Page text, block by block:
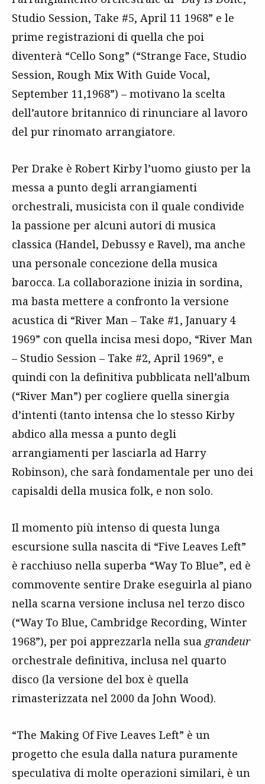
Studio Session, Take #5, April 11 1968” e le
prime registrazioni di quella che poi
diventerà “Cello Song” (“Strange Face, Studio
Session, Rough Mix With Guide Vocal,
September 11,1968”) – motivano la scelta
dell’autore britannico di rinunciare al lavoro
del pur rinomato arrangiatore.
Per Drake è Robert Kirby l’uomo giusto per la
messa a punto degli arrangiamenti
orchestrali, musicista con il quale condivide
la passione per alcuni autori di musica
classica (Handel, Debussy e Ravel), ma anche
una personale concezione della musica
barocca. La collaborazione inizia in sordina,
ma basta mettere a confronto la versione
acustica di “River Man – Take #1, January 4
1969” con quella incisa mesi dopo, “River Man
– Studio Session – Take #2, April 1969”, e
quindi con la definitiva pubblicata nell’album
(“River Man”) per cogliere quella sinergia
d’intenti (tanto intensa che lo stesso Kirby
abdico alla messa a punto degli
arrangiamenti per lasciarla ad Harry
Robinson), che sarà fondamentale per uno dei
capisaldi della musica folk, e non solo.
Il momento più intenso di questa lunga
escursione sulla nascita di “Five Leaves Left”
è racchiuso nella superba “Way To Blue”, ed è
commovente sentire Drake eseguirla al piano
nella scarna versione inclusa nel terzo disco
(“Way To Blue, Cambridge Recording, Winter
1968”), per poi apprezzarla nella sua grandeur
orchestrale definitiva, inclusa nel quarto
disco (la versione del box è quella
rimasterizzata nel 2000 da John Wood).
“The Making Of Five Leaves Left” è un
progetto che esula dalla natura puramente
speculativa di molte operazioni similari, è un